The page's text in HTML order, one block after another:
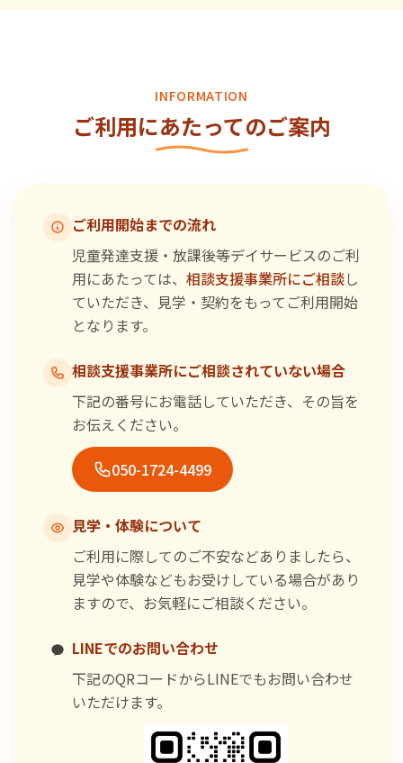
INFORMATION
ご利用にあたってのご案内
ご利用開始までの流れ
児童発達支援・放課後等デイサービスのご利
用にあたっては、 相談支援事業所にご相談し
ていただき、見学・契約をもってご利用開始
となります。
相談支援事業所にご相談されていない場合
下記の番号にお電話していただき、その旨を
お伝えください。
050-1724-4499
見学・体験について
ご利用に際してのご不安などありましたら、
見学や体験などもお受けしている場合があり
ますので、お気軽にご相談ください。
LINEでのお問い合わせ
下記のQRコードからLINEでもお問い合わせ
いただけます。